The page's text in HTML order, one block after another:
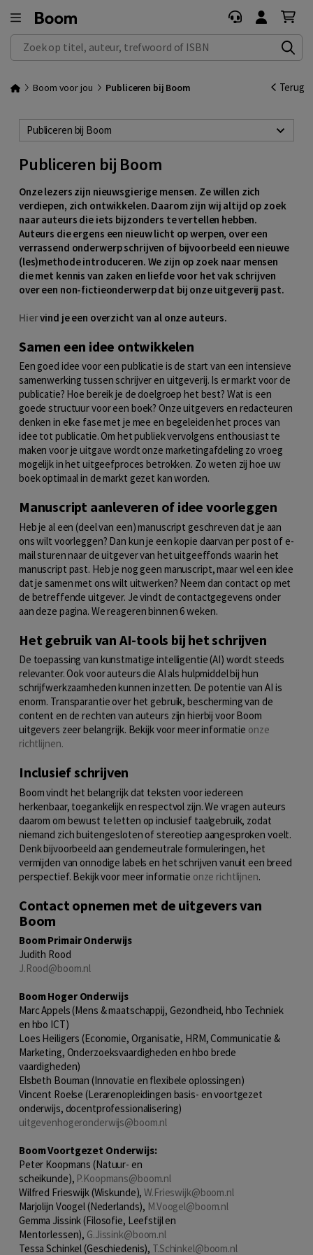
Zoek op titel, auteur, trefwoord of ISBN
Boom voor jou Publiceren bij Boom Terug
Publiceren bij Boom
Publiceren bij Boom
Onze lezers zijn nieuwsgierige mensen. Ze willen zich
verdiepen, zich ontwikkelen. Daarom zijn wij altijd op zoek
naar auteurs die iets bijzonders te vertellen hebben.
Auteurs die ergens een nieuw licht op werpen, over een
verrassend onderwerp schrijven of bijvoorbeeld een nieuwe
(les)methode introduceren. We zijn op zoek naar mensen
die met kennis van zaken en liefde voor het vak schrijven
over een non-fictieonderwerp dat bij onze uitgeverij past.
Hiervind je een overzicht van al onze auteurs.
Samen een idee ontwikkelen
Een goed idee voor een publicatie is de start van een intensieve
samenwerking tussen schrijver en uitgeverij. Is er markt voor de
publicatie? Hoe bereik je de doelgroep het best? Wat is een
goede structuur voor een boek? Onze uitgevers en redacteuren
denken in elke fase met je mee en begeleiden het proces van
idee tot publicatie. Om het publiek vervolgens enthousiast te
maken voor je uitgave wordt onze marketingafdeling zo vroeg
mogelijk in het uitgeefproces betrokken. Zo weten zij hoe uw
boek optimaal in de markt gezet kan worden.
Manuscript aanleveren of idee voorleggen
Heb je al een (deel van een) manuscript geschreven dat je aan
ons wilt voorleggen? Dan kun je een kopie daarvan per post of e-
mail sturen naar de uitgever van het uitgeeffonds waarin het
manuscript past. Heb je nog geen manuscript, maar wel een idee
dat je samen met ons wilt uitwerken? Neem dan contact op met
de betreffende uitgever. Je vindt de contactgegevens onder
aan deze pagina. We reageren binnen 6 weken.
Het gebruik van AI-tools bij het schrijven
De toepassing van kunstmatige intelligentie (AI) wordt steeds
relevanter. Ook voor auteurs die AI als hulpmiddel bij hun
schrijfwerkzaamheden kunnen inzetten. De potentie van AI is
enorm. Transparantie over het gebruik, bescherming van de
content en de rechten van auteurs zijn hierbij voor Boom
uitgevers zeer belangrijk. Bekijk voor meer informatie onze
richtlijnen.
Inclusief schrijven
Boom vindt het belangrijk dat teksten voor iedereen
herkenbaar, toegankelijk en respectvol zijn. We vragen auteurs
daarom om bewust te letten op inclusief taalgebruik, zodat
niemand zich buitengesloten of stereotiep aangesproken voelt.
Denk bijvoorbeeld aan genderneutrale formuleringen, het
vermijden van onnodige labels en het schrijven vanuit een breed
perspectief. Bekijk voor meer informatie onze richtlijnen.
Contact opnemen met de uitgevers van
Boom
Boom Primair Onderwijs
Judith Rood
J.Rood@boom.nl
Boom Hoger Onderwijs
Marc Appels (Mens & maatschappij, Gezondheid, hbo Techniek
en hbo ICT)
Loes Heiligers (Economie, Organisatie, HRM, Communicatie &
Marketing, Onderzoeksvaardigheden en hbo brede
vaardigheden)
Elsbeth Bouman (Innovatie en flexibele oplossingen)
Vincent Roelse (Lerarenopleidingen basis- en voortgezet
onderwijs, docentprofessionalisering)
uitgevenhogeronderwijs@boom.nl
Boom Voortgezet Onderwijs:
Peter Koopmans (Natuur- en
scheikunde), P.Koopmans@boom.nl
Wilfred Frieswijk (Wiskunde),W.Frieswijk@boom.nl
Marjolijn Voogel (Nederlands), M.Voogel@boom.nl
Gemma Jissink (Filosofie, Leefstijl en
Mentorlessen), G.Jissink@boom.nl
Tessa Schinkel (Geschiedenis), T.Schinkel@boom.nl